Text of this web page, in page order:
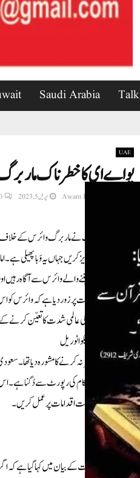
Talk
Saudi Arabia
UAE
یواے ای کاخطرناک
Awam Express News اپریل 5, 2023
متحدہ عرب امارات نے ماربرگ وائرس کے
سفرکرنے سے گریز کریں جہاں یہ وَبا پھیلی
نکسیربخارکا سبب بننے والے وائرس سے آگاہ
وزارت نے اس بات پر زوردیا ہے کہ وائرس کواس
ہیں اوراس بیماری کی عالمی شدت کا تعیّن
بیان میں عوام کو ایکواٹوریل
گنی اور تنزانیہ کا سفر نہ کرنے کا مشورہ دیا
ہلاکتوں کی تعداد حکام کی رپورٹ سے
کریں اورمتعلقہ صحت اقدامات پرعمل کریں۔
اماراتی وزارت صحت کے بیان میں کہا گیا ہے کہ